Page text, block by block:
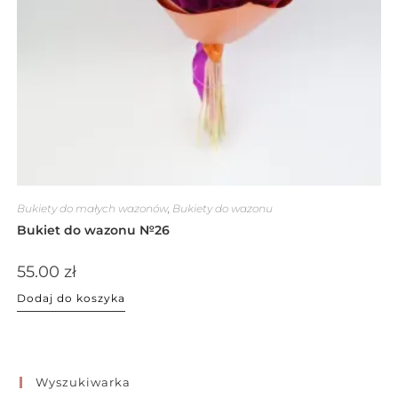
Bukiety do małych wazonów, Bukiety do wazonu
Bukiet do wazonu №26
55.00 zł
Dodaj do koszyka
Wyszukiwarka